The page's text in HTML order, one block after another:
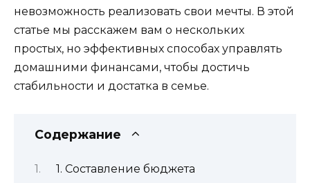
невозможность реализовать свои мечты. В этой
статье мы расскажем вам о нескольких
простых, но эффективных способах управлять
домашними финансами, чтобы достичь
стабильности и достатка в семье.
Содержание
1. Составление бюджета